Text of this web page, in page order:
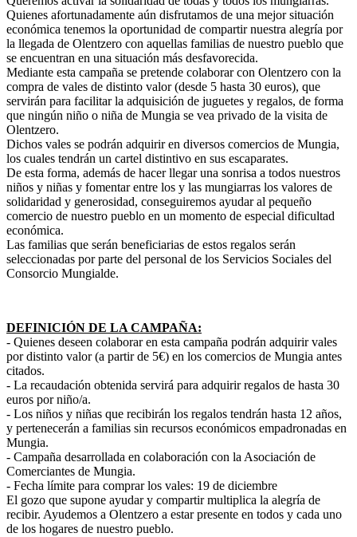
Quienes afortunadamente aún disfrutamos de una mejor situación
económica tenemos la oportunidad de compartir nuestra alegría por
la llegada de Olentzero con aquellas familias de nuestro pueblo que
se encuentran en una situación más desfavorecida.
Mediante esta campaña se pretende colaborar con Olentzero con la
compra de vales de distinto valor (desde 5 hasta 30 euros), que
servirán para facilitar la adquisición de juguetes y regalos, de forma
que ningún niño o niña de Mungia se vea privado de la visita de
Olentzero.
Dichos vales se podrán adquirir en diversos comercios de Mungia,
los cuales tendrán un cartel distintivo en sus escaparates.
De esta forma, además de hacer llegar una sonrisa a todos nuestros
niños y niñas y fomentar entre los y las mungiarras los valores de
solidaridad y generosidad, conseguiremos ayudar al pequeño
comercio de nuestro pueblo en un momento de especial dificultad
económica.
Las familias que serán beneficiarias de estos regalos serán
seleccionadas por parte del personal de los Servicios Sociales del
Consorcio Mungialde.
DEFINICIÓN DE LA CAMPAÑA:
- Quienes deseen colaborar en esta campaña podrán adquirir vales
por distinto valor (a partir de 5€) en los comercios de Mungia antes
citados.
- La recaudación obtenida servirá para adquirir regalos de hasta 30
euros por niño/a.
- Los niños y niñas que recibirán los regalos tendrán hasta 12 años,
y pertenecerán a familias sin recursos económicos empadronadas en
Mungia.
- Campaña desarrollada en colaboración con la Asociación de
Comerciantes de Mungia.
- Fecha límite para comprar los vales: 19 de diciembre
El gozo que supone ayudar y compartir multiplica la alegría de
recibir. Ayudemos a Olentzero a estar presente en todos y cada uno
de los hogares de nuestro pueblo.